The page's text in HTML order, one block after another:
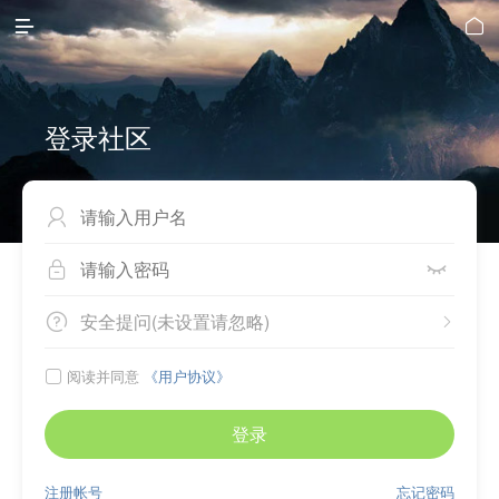
 
登录社区

 
 
安全提问(未设置请忽略)
 阅读并同意 《用户协议》
登录
忘记密码
注册帐号